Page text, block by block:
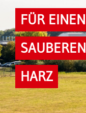
FÜR EINEN
SAUBEREN
HARZ